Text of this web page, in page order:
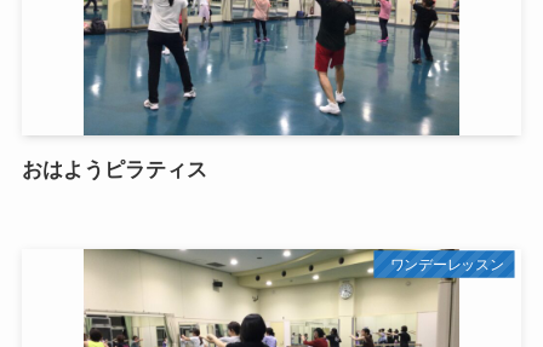
おはようピラティス
ワンデーレッスン